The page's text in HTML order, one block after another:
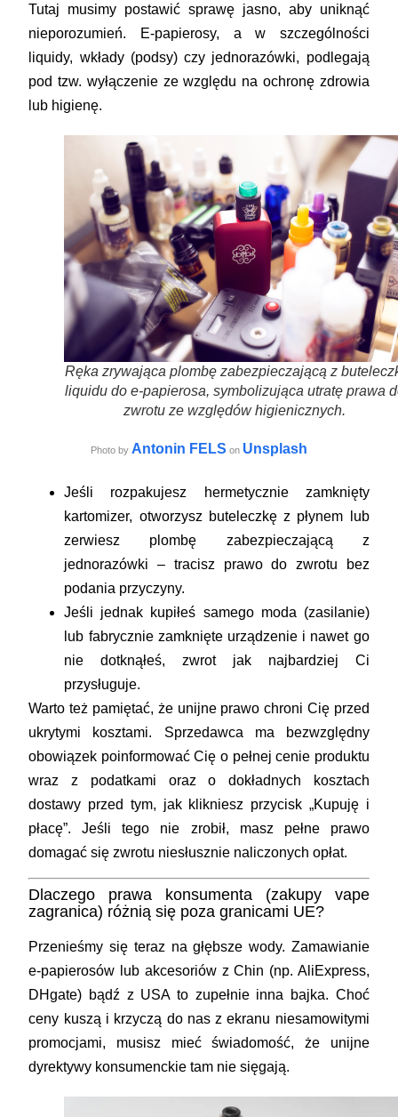
Tutaj musimy postawić sprawę jasno, aby uniknąć
nieporozumień. E-papierosy, a w szczególności
liquidy, wkłady (podsy) czy jednorazówki, podlegają
pod tzw. wyłączenie ze względu na ochronę zdrowia
lub higienę.
Ręka zrywająca plombę zabezpieczającą z
liquidu do e-papierosa, symbolizująca utratę prawa
zwrotu ze względów higienicznych.
Photo by Antonin FELS on Unsplash
Jeśli rozpakujesz hermetycznie zamknięty
kartomizer, otworzysz buteleczkę z płynem lub
zerwiesz plombę zabezpieczającą z
jednorazówki – tracisz prawo do zwrotu bez
podania przyczyny.
Jeśli jednak kupiłeś samego moda (zasilanie)
lub fabrycznie zamknięte urządzenie i nawet go
nie dotknąłeś, zwrot jak najbardziej Ci
przysługuje.
Warto też pamiętać, że unijne prawo chroni Cię przed
ukrytymi kosztami. Sprzedawca ma bezwzględny
obowiązek poinformować Cię o pełnej cenie produktu
wraz z podatkami oraz o dokładnych kosztach
dostawy przed tym, jak klikniesz przycisk „Kupuję i
płacę”. Jeśli tego nie zrobił, masz pełne prawo
domagać się zwrotu niesłusznie naliczonych opłat.
Dlaczego prawa konsumenta (zakupy vape
zagranica) różnią się poza granicami UE?
Przenieśmy się teraz na głębsze wody. Zamawianie
e-papierosów lub akcesoriów z Chin (np. AliExpress,
DHgate) bądź z USA to zupełnie inna bajka. Choć
ceny kuszą i krzyczą do nas z ekranu niesamowitymi
promocjami, musisz mieć świadomość, że unijne
dyrektywy konsumenckie tam nie sięgają.